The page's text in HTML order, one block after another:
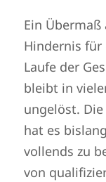
Ein
Hindernis
Laufe der
bleibt in
ungelöst.
hat es
vollends zu
von